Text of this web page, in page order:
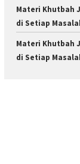
Materi Khutbah
di Setiap
Materi Khutbah
di Setiap